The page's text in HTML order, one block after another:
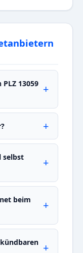
13059
selbst
beim